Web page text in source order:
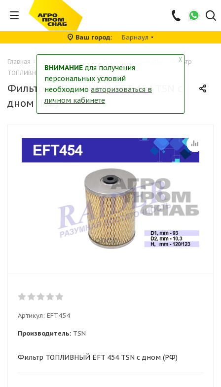
Ваш город Барнаул
Главная -
Фильтр
ТОПЛИВНЫЙ EFT 454 TSN c дном (РФ)
Фильтр ТОПЛИВНЫЙ EFT 454 TSN c
дном (РФ)
Артикул: EFT454
Производитель: TSN
Фильтр ТОПЛИВНЫЙ EFT 454 TSN c дном (РФ)
╳
ВНИМАНИЕ для получения
персональных условий
необходимо авторизоваться в
личном кабинете